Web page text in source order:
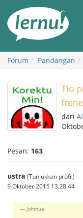
daftar
Forum Pandangan
Tio
dari
Pesan: 163
ustra (Tunjukkan profil)
9 Oktober 2015 13.28.44
johmue: